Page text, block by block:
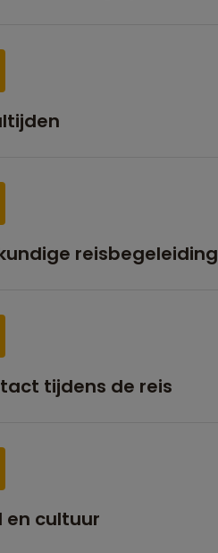
reisbegeleiding
tijdens de reis
en cultuur